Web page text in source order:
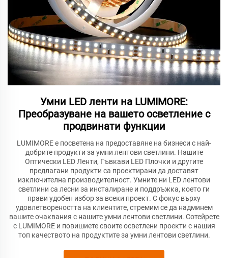
Умни LED ленти на LUMIMORE:
Преобразуване на вашето осветление с
продвинати функции
LUMIMORE е посветена на предоставяне на бизнеси с най-
добрите продукти за умни лентови светлини. Нашите
Оптически LED Ленти, Гъвкави LED Плочки и другите
предлагани продукти са проектирани да доставят
изключителна производителност. Умните ни LED лентови
светлини са лесни за инсталиране и поддръжка, което ги
прави удобен избор за всеки проект. С фокус върху
удовлетвореността на клиентите, стремим се да надминем
вашите очаквания с нашите умни лентови светлини. Сотейрете
с LUMIMORE и повишиете своите осветлени проекти с нашия
топ качеството на продуктите за умни лентови светлини.